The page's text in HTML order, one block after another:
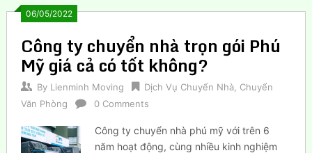
06/05/2022
Công ty chuyển nhà trọn gói Phú
Mỹ giá cả có tốt không?
By Lienminh Moving Dịch Vụ Chuyển Nhà, Chuyển
Văn Phòng
0 Comments
Công ty chuyển nhà phú mỹ với trên 6
năm hoạt động, cùng nhiều kinh nghiệm